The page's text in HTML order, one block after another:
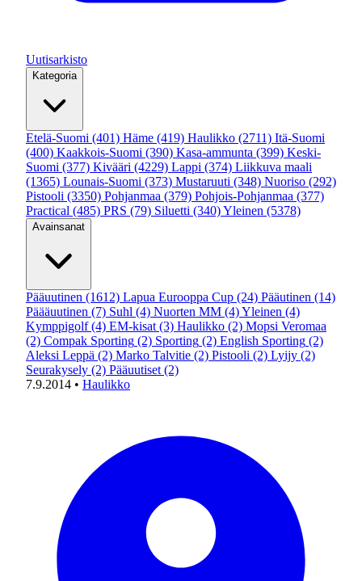
Uutisarkisto
Kategoria
Etelä-Suomi (401) Häme (419) Haulikko (2711) Itä-Suomi
(400) Kaakkois-Suomi (390) Kasa-ammunta (399) Keski-
Suomi (377) Kivääri (4229) Lappi (374) Liikkuva maali
(1365) Lounais-Suomi (373) Mustaruuti (348) Nuoriso (292)
Pistooli (3350) Pohjanmaa (379) Pohjois-Pohjanmaa (377)
Practical (485) PRS (79) Siluetti (340)Yleinen (5378)
Avainsanat
Pääuutinen (1612) Lapua Eurooppa Cup (24) Pääutinen (14)
Päääuutinen (7) Suhl (4) Nuorten MM (4)Yleinen (4)
Kymppigolf (4) EM-kisat (3) Haulikko (2) Mopsi Veromaa
(2) Compak Sporting (2) Sporting (2) English Sporting (2)
Aleksi Leppä (2) Marko Talvitie (2) Pistooli (2) Lyijy (2)
Seurakysely (2) Pääuutiset (2)
7.9.2014 • Haulikko